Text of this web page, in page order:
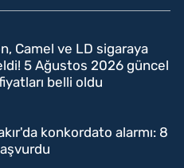
Camel ve LD sigaraya
5 Ağustos 2026 güncel
belli oldu
konkordato alarmı: 8